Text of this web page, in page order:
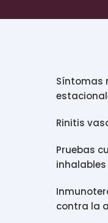
Síntomas
Rinitis
Pruebas
inhalables
contra la